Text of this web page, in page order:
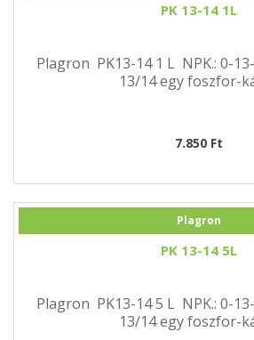
PK 13-14 1L
Plagron PK13-14 1 L NPK.: 0-
13/14 egy foszfor-
7.850 Ft
Plagron
PK 13-14 5L
Plagron PK13-14 5 L NPK.: 0-
13/14 egy foszfor-